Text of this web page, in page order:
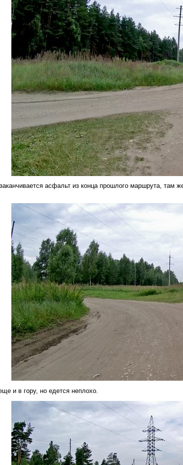
асфальт из конца прошлого маршрута, там
и в гору, но едется неплохо.